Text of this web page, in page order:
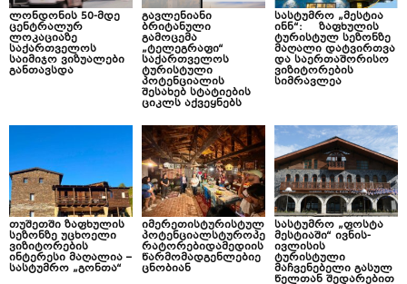
ლონდონის 50-მდე
ცენტრალურ
ლოკაციაზე
საქართველოს
საიმიჯო ვიზუალები
განთავსდა
გავლენიანი
ბრიტანული
გამოცემა
„ტელეგრაფი“
საქართველოს
ტურისტული
პოტენციალის
შესახებ სტატიების
ციკლს აქვეყნებს
სასტუმრო „მესტია
ინნ“: ზაფხულის
ტურისტულ სეზონზე
მაღალი დატვირთვა
და საერთაშორისო
ვიზიტორების
სიმრავლეა
თუშეთში ზაფხულის
სეზონზე უცხოელი
ვიზიტორების
ინტერესი მაღალია –
სასტუმრო „გონთა“
იმერეთისტურისტულ
პოტენციალსტუროპე
რატორებიდამედიის
წარმომადგენლებიე
ცნობიან
სასტუმრო „ფოსტა
მესტიაში“ ივნის-
ივლისის
ტურისტული
მაჩვენებელი გასულ
წელთან შედარებით